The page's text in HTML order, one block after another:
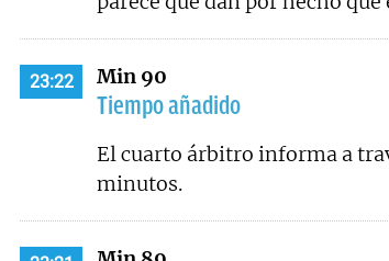
23:22 Min 90
Tiempo añadido
El cuarto árbitro informa a
minutos.